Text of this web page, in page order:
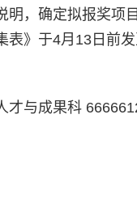
明，确定拟报奖项
表》于4月13日前
才与成果科